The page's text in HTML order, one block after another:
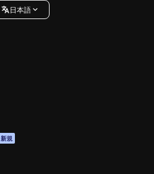
日本語
新規